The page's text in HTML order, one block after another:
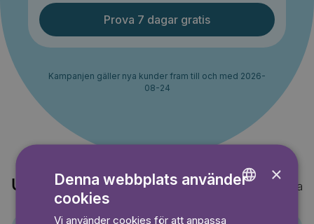
Prova 7 dagar gratis
Kampanjen gäller nya kunder fram till och med 2026-
08-24
Upptäck också Visa alla
×
Denna webbplats använder
cookies
Vi använder cookies för att anpassa